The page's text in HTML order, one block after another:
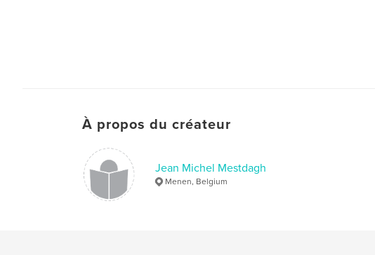
À propos du créateur
Jean Michel Mestdagh
Menen, Belgium